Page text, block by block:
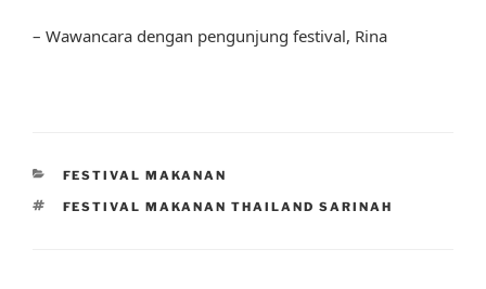
– Wawancara dengan pengunjung festival, Rina
CATEGORIES
FESTIVAL MAKANAN
TAGS
FESTIVAL MAKANAN THAILAND SARINAH